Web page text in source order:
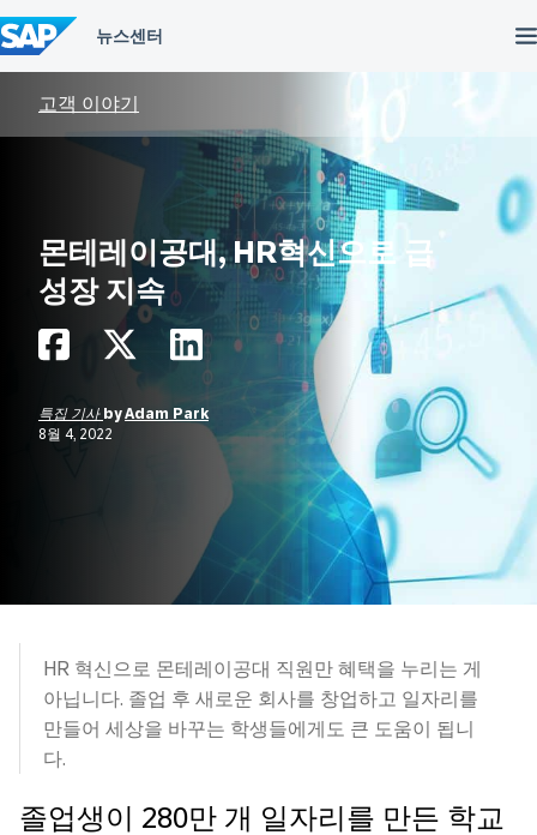
텐
츠
건
고객 이야기
몬테레이공대, HR혁신으로 급
성장 지속
특집 기사 byAdam Park
8월 4, 2022
HR 혁신으로 몬테레이공대 직원만 혜택을 누리는 게
아닙니다. 졸업 후 새로운 회사를 창업하고 일자리를
만들어 세상을 바꾸는 학생들에게도 큰 도움이 됩니
다.
졸업생이 280만 개 일자리를 만든 학교